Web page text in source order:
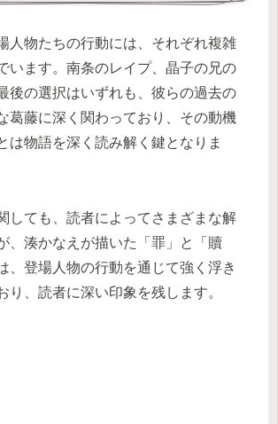
人物たちの行動には、それぞれ複雑
います。南条のレイプ、晶子の兄の
後の選択はいずれも、彼らの過去の
葛藤に深く関わっており、その動機
は物語を深く読み解く鍵となりま
しても、読者によってさまざまな解
、湊かなえが描いた「罪」と「贖
、登場人物の行動を通じて強く浮き
り、読者に深い印象を残します。